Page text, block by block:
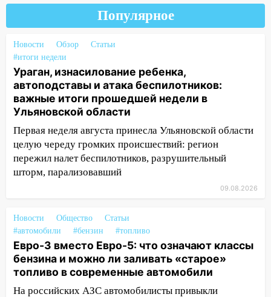
измениться: гороскоп на 9 августа —
три знака получат шанс, который нельзя
упустить
08.08.2026
20:10
Во время урагана в Ульяновске на
Волге перевернулась лодка
19:55 В Ульяновске упавшее дерево
заблокировало в машине двух женщин
17:15 В Ульяновской области
ремонтируют девять мостов: один уже
готов, ещё два — почти завершены
«Ульяновскалипсис»: последствия
16:38
Прогноз погоды в Ульяновской
области на 9 августа
16:34 Из-за мощной непогоды в
Ульяновске отменили фестиваль «Наше
время»
Популярное
Новости Обзор
Статьи
#итоги недели
Ураган, изнасилование ребенка,
автоподставы и атака беспилотников:
важные итоги прошедшей недели в
Ульяновской области
Первая неделя августа принесла Ульяновской области
целую череду громких происшествий: регион
пережил налет беспилотников, разрушительный
шторм, парализовавший
09.08.2026
Новости Общество
Статьи
#автомобили
#бензин #топливо
Евро-3 вместо Евро-5: что означают классы
бензина и можно ли заливать «старое»
топливо в современные автомобили
На российских АЗС автомобилисты привыкли